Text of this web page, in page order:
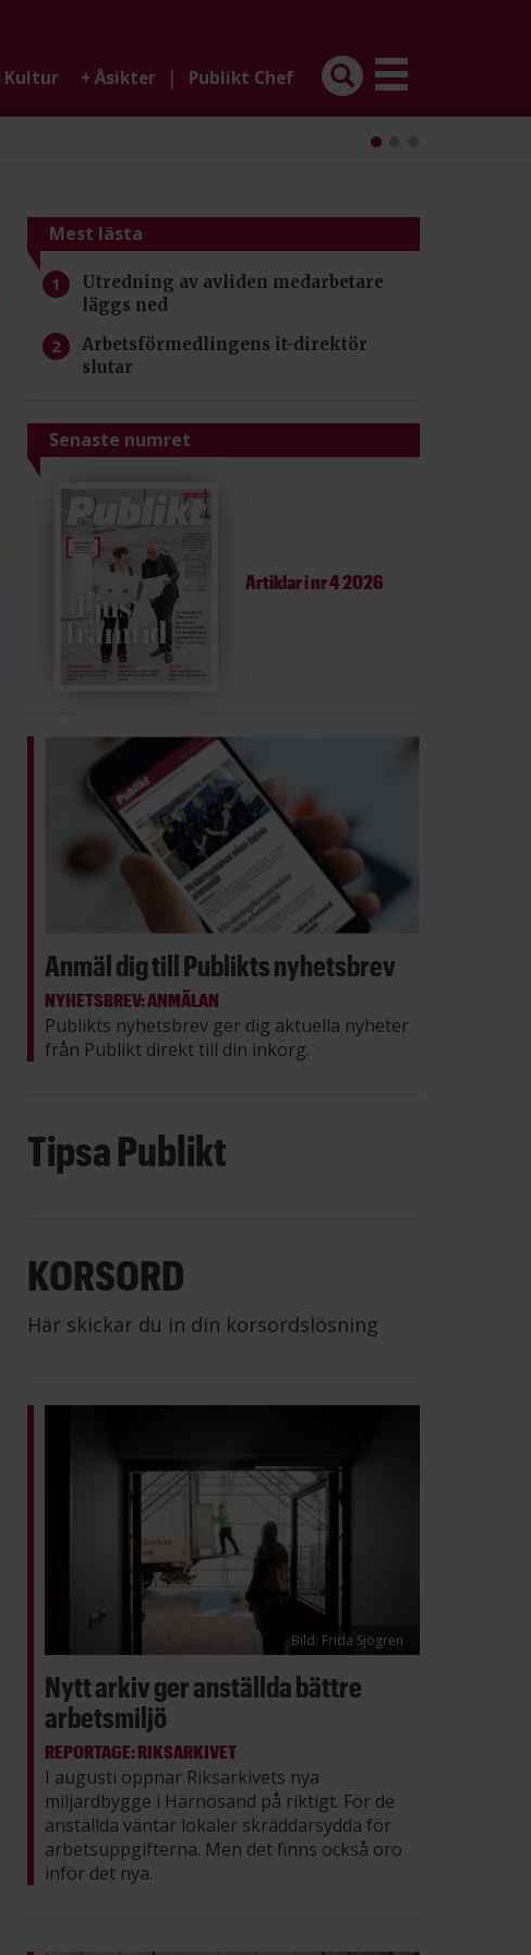
Kultur + Åsikter | Publikt Chef
Mest lästa
Utredning av avliden medarbetare
läggs ned
Arbetsförmedlingens it-direktör
slutar
Senaste numret
Artiklar inr 4 2026
Anmäl dig till Publikts nyhetsbrev
NYHETSBREV: ANMÄLAN
Publikts nyhetsbrev ger dig aktuella nyheter
från Publikt direkt till din inkorg.
Tipsa Publikt
KORSORD
Här skickar du in din korsordslösning
Bild: Frida Sjögren
Nytt arkiv ger anställda bättre
arbetsmiljö
REPORTAGE: RIKSARKIVET
I augusti öppnar Riksarkivets nya
miljardbygge i Härnösand på riktigt. För de
anställda väntar lokaler skräddarsydda för
arbetsuppgifterna. Men det finns också oro
inför det nya.